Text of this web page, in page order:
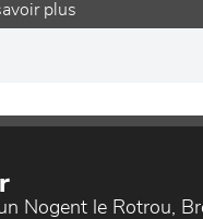
plus
Nogent le Rotrou,